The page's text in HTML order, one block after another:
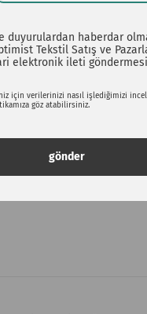
duyurulardan haberdar
Tekstil Satış ve
elektronik ileti
için verilerinizi nasıl işlediğimizi
göz atabilirsiniz.
gönder